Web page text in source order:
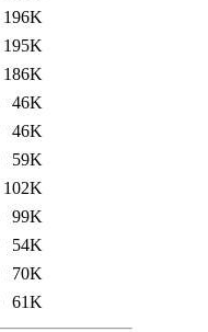
196K
195K
186K
46K
46K
59K
102K
99K
54K
70K
61K